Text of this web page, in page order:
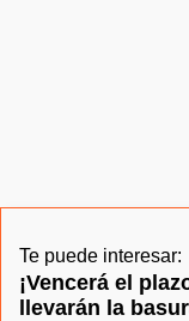
Te puede interesar:
¡Vencerá el
llevarán la